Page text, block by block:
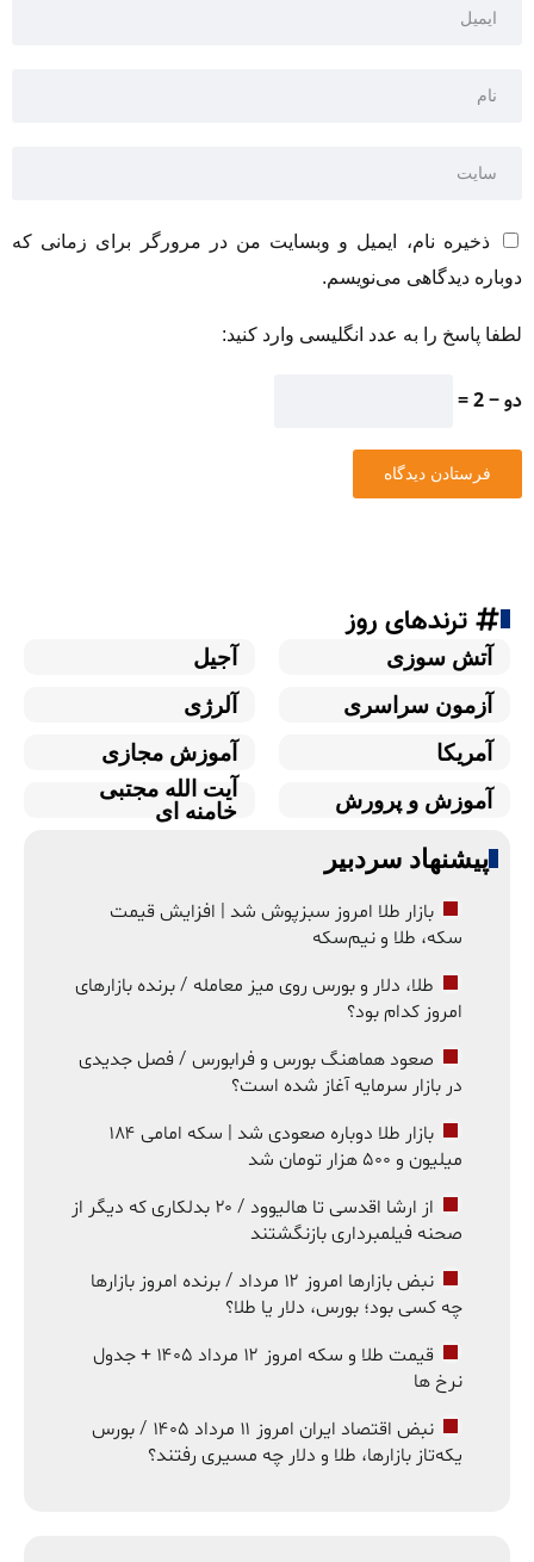
ذخیره نام، ایمیل و وبسایت من در مرورگر برای زمانی که
دوباره دیدگاهی می‌نویسم.
لطفا پاسخ را به عدد انگلیسی وارد کنید:
دو − 2 =
ترندهای روز
آتش سوزی
آجیل
آزمون سراسری
آلرژی
آمریکا
آموزش مجازی
آموزش و پرورش
آیت الله مجتبی
خامنه ای
پیشنهاد سردبیر
بازار طلا امروز سبزپوش شد | افزایش قیمت
سکه، طلا و نیم‌سکه
طلا، دلار و بورس روی میز معامله / برنده بازارهای
امروز کدام بود؟
صعود هماهنگ بورس و فرابورس / فصل جدیدی
در بازار سرمایه آغاز شده است؟
بازار طلا دوباره صعودی شد | سکه امامی ۱۸۴
میلیون و ۵۰۰ هزار تومان شد
از ارشا اقدسی تا هالیوود / ۲۰ بدلکاری که دیگر از
صحنه فیلمبرداری بازنگشتند
نبض بازارها امروز ۱۲ مرداد / برنده امروز بازارها
چه کسی بود؛ بورس، دلار یا طلا؟
قیمت طلا و سکه امروز ۱۲ مرداد ۱۴۰۵ + جدول
نرخ ها
نبض اقتصاد ایران امروز ۱۱ مرداد ۱۴۰۵ / بورس
یکه‌تاز بازارها، طلا و دلار چه مسیری رفتند؟